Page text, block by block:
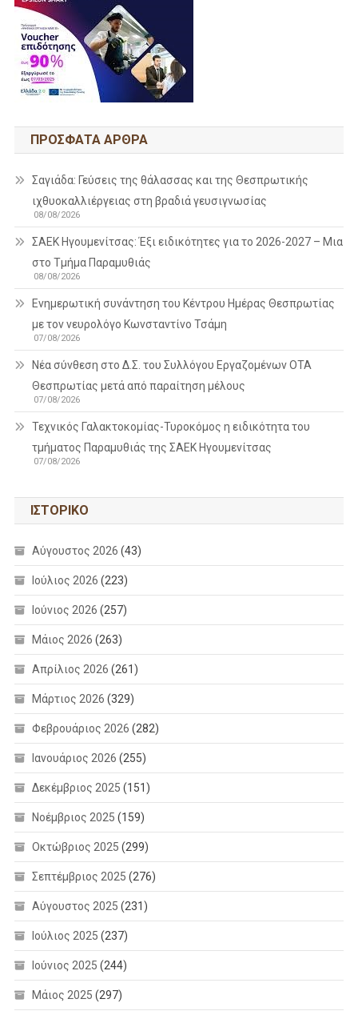
ΠΡΌΣΦΑΤΑ ΆΡΘΡΑ
Σαγιάδα: Γεύσεις της θάλασσας και της Θεσπρωτικής
ιχθυοκαλλιέργειας στη βραδιά γευσιγνωσίας
08/08/2026
ΣΑΕΚ Ηγουμενίτσας: Έξι ειδικότητες για το 2026-2027 – Μια
στο Τμήμα Παραμυθιάς
08/08/2026
Ενημερωτική συνάντηση του Κέντρου Ημέρας Θεσπρωτίας
με τον νευρολόγο Κωνσταντίνο Τσάμη
07/08/2026
Νέα σύνθεση στο Δ.Σ. του Συλλόγου Εργαζομένων ΟΤΑ
Θεσπρωτίας μετά από παραίτηση μέλους
07/08/2026
Τεχνικός Γαλακτοκομίας-Τυροκόμος η ειδικότητα του
τμήματος Παραμυθιάς της ΣΑΕΚ Ηγουμενίτσας
07/08/2026
ΙΣΤΟΡΙΚΌ
Αύγουστος 2026 (43)
Ιούλιος 2026 (223)
Ιούνιος 2026 (257)
Μάιος 2026 (263)
Απρίλιος 2026 (261)
Μάρτιος 2026 (329)
Φεβρουάριος 2026 (282)
Ιανουάριος 2026 (255)
Δεκέμβριος 2025 (151)
Νοέμβριος 2025 (159)
Οκτώβριος 2025 (299)
Σεπτέμβριος 2025 (276)
Αύγουστος 2025 (231)
Ιούλιος 2025 (237)
Ιούνιος 2025 (244)
Μάιος 2025 (297)